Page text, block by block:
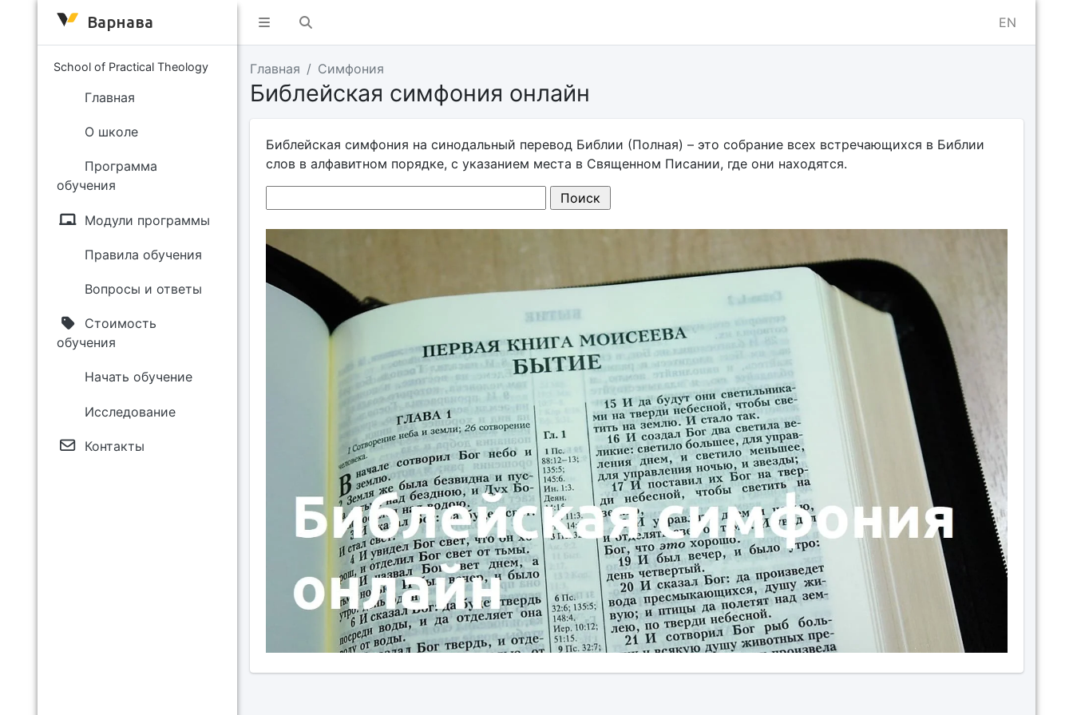
EN
Варнава
School of Practical Theology
Главная
О школе
Программа
обучения
Модули программы
Правила обучения
Вопросы и ответы
Стоимость
обучения
Начать обучение
Исследование
Контакты
Главная Симфония
Библейская симфония онлайн
Библейская симфония на синодальный перевод Библии (Полная) – это собрание всех встречающихся в Библии
слов в алфавитном порядке, с указанием места в Священном Писании, где они находятся.